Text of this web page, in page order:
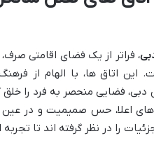
، فراتر از یک فضای اقامتی
اتاق ها، با الهام از
فضایی منحصر به فرد را
اعلا، حس صمیمیت و در عین
را در نظر گرفته اند تا